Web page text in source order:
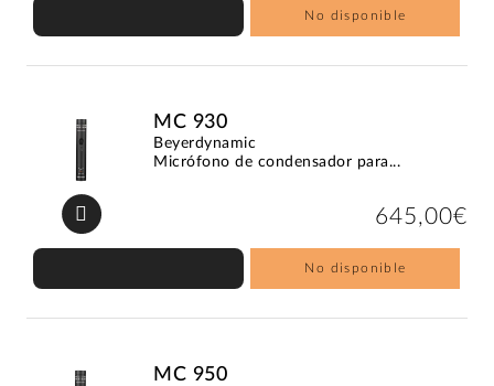
No disponible
MC 930
Beyerdynamic
Micrófono de condensador para...
645,00€
No disponible
MC 950